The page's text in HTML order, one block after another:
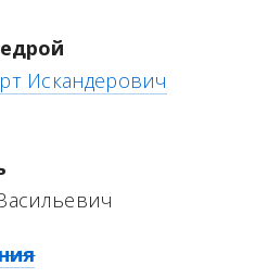
Искандерович